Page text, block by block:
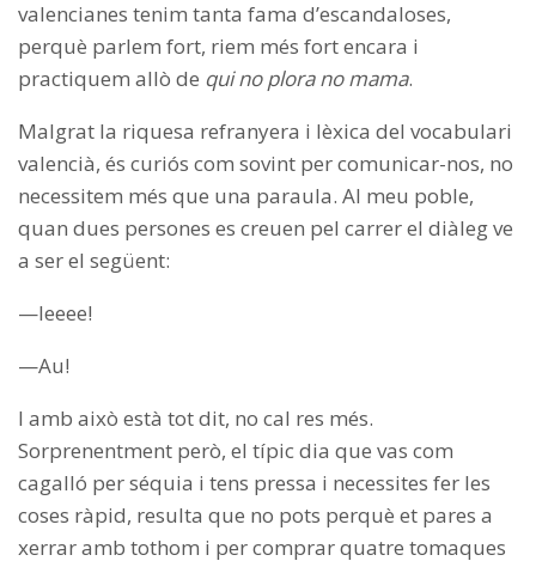
valencianes tenim tanta fama d’escandaloses,
perquè parlem fort, riem més fort encara i
practiquem allò de qui no plora no mama.
Malgrat la riquesa refranyera i lèxica del vocabulari
valencià, és curiós com sovint per comunicar-nos, no
necessitem més que una paraula. Al meu poble,
quan dues persones es creuen pel carrer el diàleg ve
a ser el següent:
—Ieeee!
—Au!
I amb això està tot dit, no cal res més.
Sorprenentment però, el típic dia que vas com
cagalló per séquia i tens pressa i necessites fer les
coses ràpid, resulta que no pots perquè et pares a
xerrar amb tothom i per comprar quatre tomaques